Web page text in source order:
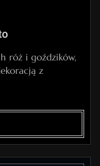
róż i goździków,
z